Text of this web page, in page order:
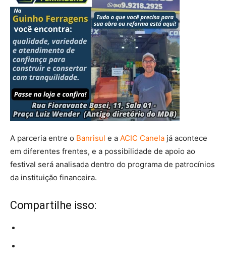
A parceria entre o Banrisul e a ACIC Canela já acontece
em diferentes frentes, e a possibilidade de apoio ao
festival será analisada dentro do programa de patrocínios
da instituição financeira.
Compartilhe isso: